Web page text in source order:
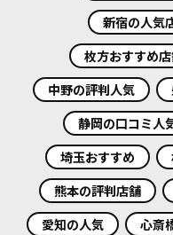
新宿の人気
枚方おすすめ
中野の評判人気
静岡の口コミ人
埼玉おすすめ
熊本の評判店舗
愛知の人気
心斎